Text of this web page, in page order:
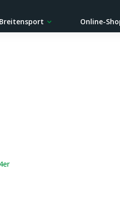
Breitensport Online-